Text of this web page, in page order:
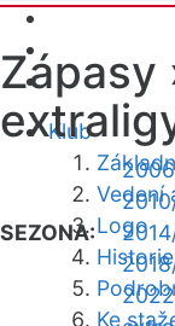
Klub
Vedení
Logo
Historie
Ke
Zápasy
SEZONA: